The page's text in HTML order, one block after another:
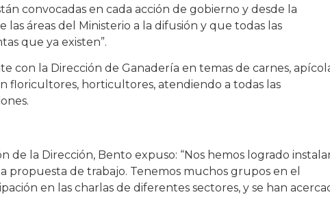
convocadas en cada acción de gobierno y desde la
áreas del Ministerio a la difusión y que todas las
que ya existen”.
con la Dirección de Ganadería en temas de carnes,
floricultores, horticultores, atendiendo a todas las
de la Dirección, Bento expuso: “Nos hemos logrado
propuesta de trabajo. Tenemos muchos grupos en el
en las charlas de diferentes sectores, y se han